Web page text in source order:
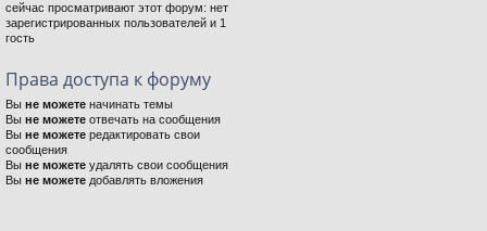
сейчас просматривают этот форум: нет
зарегистрированных пользователей и 1
гость
Права доступа к форуму
Вы не можете начинать темы
Вы не можете отвечать на сообщения
Вы не можете редактировать свои
сообщения
Вы не можете удалять свои сообщения
Вы не можете добавлять вложения